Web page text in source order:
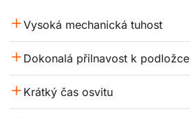
Vysoká mechanická tuhost
Dokonalá přilnavost k podložce
Krátký čas osvitu